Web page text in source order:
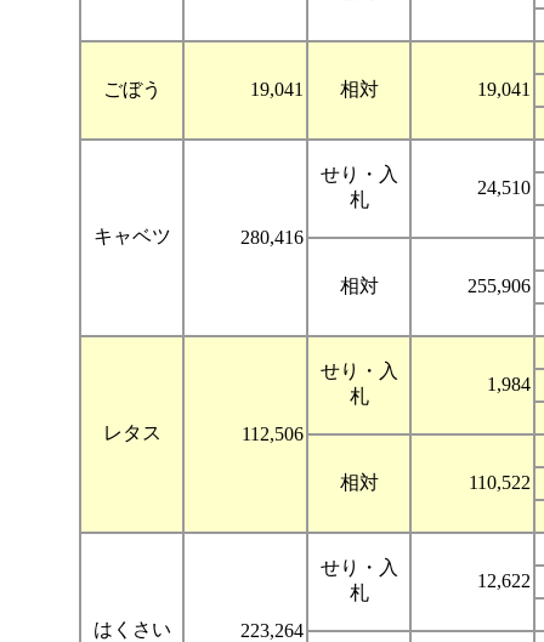
ごぼう 19,041 相対 19,041
キャベツ 280,416
せり・入
札
24,510
相対 255,906
レタス 112,506
せり・入
札
1,984
相対 110,522
はくさい 223,264
せり・入
札
12,622